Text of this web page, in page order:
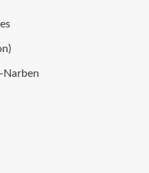
Narben